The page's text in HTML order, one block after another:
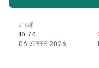
एनएव्ही
16.74
06 ऑगस्ट 2026